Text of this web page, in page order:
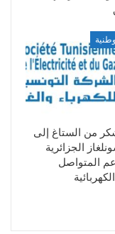
من الستاغ إلى
الجزائرية
المتواصل